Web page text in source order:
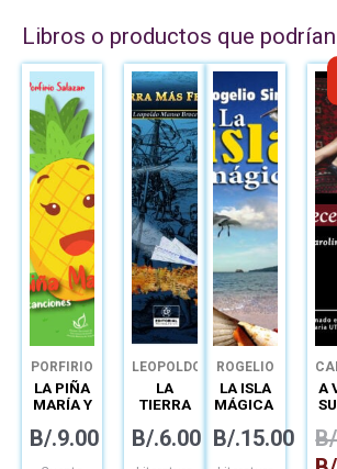
Libros o productos que
PORFIRIO
SALAZAR
LA PIÑA
MARÍA Y
CANCIONES
B/.9.00
LEOPOLDO
MANSO
BROCE
LA
TIERRA
FERMOSA
B/.6.00
ROGELIO
SINÁN
LA ISLA
MÁGICA
B/.15.00
A
El